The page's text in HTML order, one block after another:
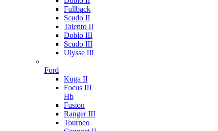
Fullback
Scudo II
Talento II
Doblo III
Scudo III
Ulysse III
Ford
Kuga II
Focus III
Hb
Fusion
Ranger III
Tourneo